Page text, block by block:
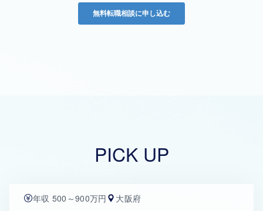
PICK UP
年収 500～900万円 大阪府